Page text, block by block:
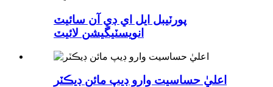
پورٽيبل ايل اي ڊي آن سائيٽ
انويسٽيگيشن لائيٽ
اعليٰ حساسيت وارو ڊيپ مائن ڊيڪٽر